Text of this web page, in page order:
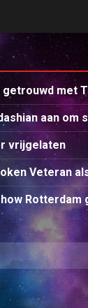
met
aan om
vrijgelaten
Veteran
Rotterdam